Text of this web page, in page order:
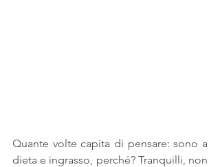
Quante volte capita di pensare: sono a
dieta e ingrasso, perché? Tranquilli, non